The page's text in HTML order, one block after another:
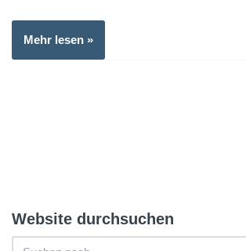
Mehr lesen »
Website durchsuchen